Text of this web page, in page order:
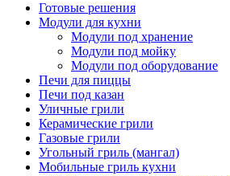
Готовые решения
Модули для кухни
Модули под хранение
Модули под мойку
Модули под оборудование
Печи для пиццы
Печи под казан
Уличные грили
Керамические грили
Газовые грили
Угольный гриль (мангал)
Мобильные гриль кухни